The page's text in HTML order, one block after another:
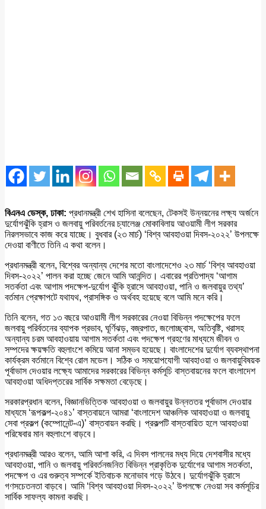
বিএনএ ডেস্ক, ঢাকা: প্রধানমন্ত্রী শেখ হাসিনা বলেছেন, টেকসই উন্নয়নের লক্ষ্য অর্জনে
দুর্যোগঝুঁকি হ্রাস ও জলবায়ু পরিবর্তনের চ্যালেঞ্জ মোকাবিলায় আওয়ামী লীগ সরকার
নিরলসভাবে কাজ করে যাচ্ছে। বুধবার (২৩ মার্চ) ‘বিশ্ব আবহাওয়া দিবস-২০২২’ উপলক্ষে
দেওয়া বাণীতে তিনি এ কথা বলেন।
প্রধানমন্ত্রী বলেন, বিশ্বের অন্যান্য দেশের মতো বাংলাদেশেও ২৩ মার্চ ‘বিশ্ব আবহাওয়া
দিবস-২০২২’ পালন করা হচ্ছে জেনে আমি আনন্দিত। এবারের প্রতিপাদ্য ‘আগাম
সতর্কতা এবং আগাম পদক্ষেপ-দুর্যোগ ঝুঁকি হ্রাসে আবহাওয়া, পানি ও জলবায়ুর তথ্য’
বর্তমান প্রেক্ষাপটে যথাযথ, প্রাসঙ্গিক ও অর্থবহ হয়েছে বলে আমি মনে করি।
তিনি বলেন, গত ১৩ বছরে আওয়ামী লীগ সরকারের নেওয়া বিভিন্ন পদক্ষেপের ফলে
জলবায়ু পরির্বতনের ব্যাপক প্রভাব, ঘূর্ণিঝড়, বজ্রপাত, জলোচ্ছ্বাস, অতিবৃষ্টি, খরাসহ
অন্যান্য চরম আবহাওয়ায় আগাম সতর্কতা এবং পদক্ষেপ গ্রহণের মাধ্যমে জীবন ও
সম্পদের ক্ষয়ক্ষতি বহুলাংশে কমিয়ে আনা সম্ভব হয়েছে। বাংলাদেশের দুর্যোগ ব্যবস্থাপনা
কার্যক্রম বর্তমানে বিশ্বে রোল মডেল। সঠিক ও সময়োপযোগী আবহাওয়া ও জলবায়ুবিষয়ক
পূর্বাভাস দেওয়ার লক্ষ্যে আমাদের সরকারের বিভিন্ন কর্মসূচি বাস্তবায়নের ফলে বাংলাদেশ
আবহাওয়া অধিদপ্তরের সার্বিক সক্ষমতা বেড়েছে।
সরকারপ্রধান বলেন, বিজ্ঞানভিত্তিক আবহাওয়া ও জলবায়ুর উন্নততর পূর্বাভাস দেওয়ার
মাধ্যমে ‘রূপকল্প-২০৪১’ বাস্তবায়নে আমরা ‘বাংলাদেশ আঞ্চলিক আবহাওয়া ও জলবায়ু
সেবা প্রকল্প (কম্পোনেন্ট-এ)’ বাস্তবায়ন করছি। প্রকল্পটি বাস্তবায়িত হলে আবহাওয়া
পরিষেবার মান বহুলাংশে বাড়বে।
প্রধানমন্ত্রী আরও বলেন, আমি আশা করি, এ দিবস পালনের মধ্য দিয়ে দেশবাসীর মধ্যে
আবহাওয়া, পানি ও জলবায়ু পরিবর্তনজনিত বিভিন্ন প্রাকৃতিক দুর্যোগের আগাম সতর্কতা,
পদক্ষেপ ও এর গুরুত্ব সম্পর্কে ইতিবাচক মনোভাব গড়ে উঠবে। দুর্যোগঝুঁকি হ্রাসে
গণসচেতনতা বাড়বে। আমি ‘বিশ্ব আবহাওয়া দিবস-২০২২’ উপলক্ষে নেওয়া সব কর্মসূচির
সার্বিক সাফল্য কামনা করছি।